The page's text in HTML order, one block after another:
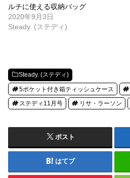
ルチに使える収納バッグ
2020年9月3日
Steady. (ステディ)
Steady. (ステディ)
5ポケット付き箱ティッシュケース
ステディ11月号 リサ・ラーソン
ポスト
はてブ